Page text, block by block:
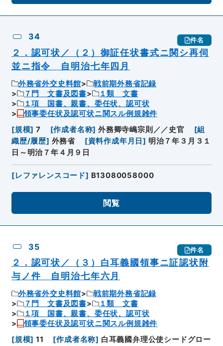
34 件名
２．認可状／（２）御証任状書式ニ関シ再伺
並ニ指令 自明治七年四月
外務省外交史料館
戦前期外務省記録
７門 文書及図書
１類 文書
１項 国書、親書、委任状、認可状
領事委任状及認可状ニ関スル例規雑件
[規模] 7 [作成者名称] 外務卿寺嶋宗則／／史官 [組
織歴/履歴] 外務省 [資料作成年月日] 明治７年３月３１
日～明治７年４月９日
[レファレンスコード] B13080058000
閲覧
35 件名
２．認可状／（３）白耳義國領事ニ証認状附
与ノ件 自明治七年六月
外務省外交史料館
戦前期外務省記録
７門 文書及図書
１類 文書
１項 国書、親書、委任状、認可状
領事委任状及認可状ニ関スル例規雑件
[規模] 11 [作成者名称] 白耳義國弁理公使シードグロー